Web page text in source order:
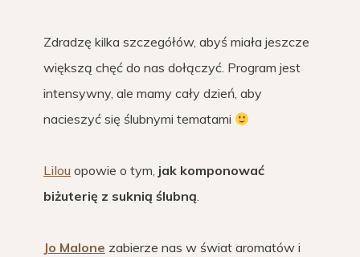
Zdradzę kilka szczegółów, abyś miała jeszcze
większą chęć do nas dołączyć. Program jest
intensywny, ale mamy cały dzień, aby
nacieszyć się ślubnymi tematami
Lilou opowie o tym, jak komponować
biżuterię z suknią ślubną.
Jo Malone zabierze nas w świat aromatów i